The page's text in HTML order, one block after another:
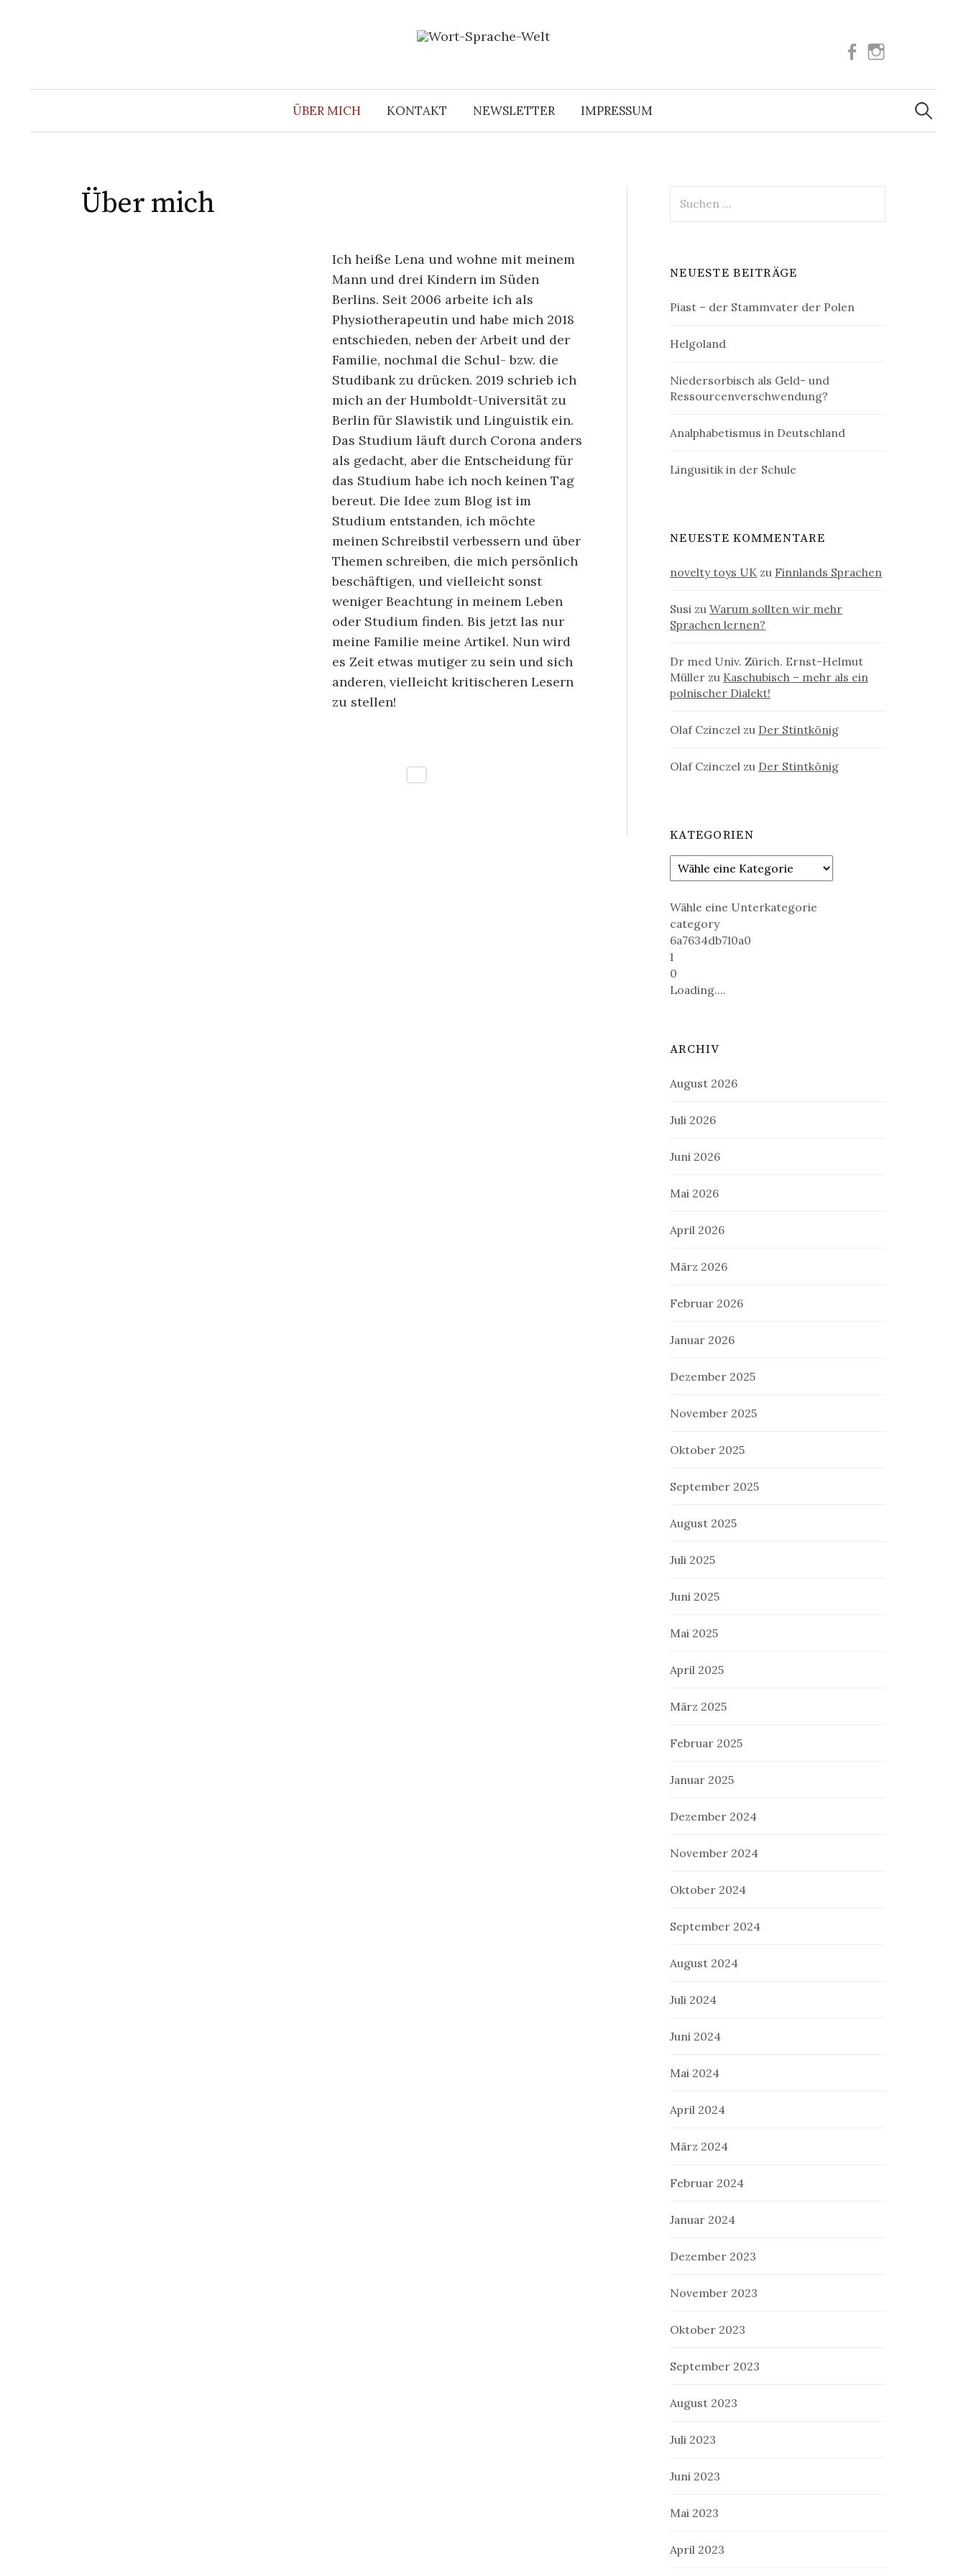
Facebook
ÜBER MICH KONTAKT NEWSLETTER IMPRESSUM
Suchen
nach:
Über mich
Ich heiße Lena und wohne mit meinem
Mann und drei Kindern im Süden
Berlins. Seit 2006 arbeite ich als
Physiotherapeutin und habe mich 2018
entschieden, neben der Arbeit und der
Familie, nochmal die Schul- bzw. die
Studibank zu drücken. 2019 schrieb ich
mich an der Humboldt-Universität zu
Berlin für Slawistik und Linguistik ein.
Das Studium läuft durch Corona anders
als gedacht, aber die Entscheidung für
das Studium habe ich noch keinen Tag
bereut. Die Idee zum Blog ist im
Studium entstanden, ich möchte
meinen Schreibstil verbessern und über
Themen schreiben, die mich persönlich
beschäftigen, und vielleicht sonst
weniger Beachtung in meinem Leben
oder Studium finden. Bis jetzt las nur
meine Familie meine Artikel. Nun wird
es Zeit etwas mutiger zu sein und sich
anderen, vielleicht kritischeren Lesern
zu stellen!
nach:
NEUESTE BEITRÄGE
Piast – der Stammvater der Polen
Helgoland
Niedersorbisch als Geld- und
Ressourcenverschwendung?
Analphabetismus in Deutschland
Lingusitik in der Schule
NEUESTE KOMMENTARE
novelty toys UK zu Finnlands Sprachen
Susi zuWarum sollten wir mehr
Sprachen lernen?
Dr med Univ. Zürich. Ernst-Helmut
Müller zu Kaschubisch – mehr als ein
polnischer Dialekt!
Olaf Czinczel zu Der Stintkönig
Olaf Czinczel zu Der Stintkönig
KATEGORIEN
Wähle eine Unterkategorie
category
6a7634db710a0
1
0
Loading....
ARCHIV
August 2026
Juli 2026
Juni 2026
Mai 2026
April 2026
März 2026
Februar 2026
Januar 2026
Dezember 2025
November 2025
Oktober 2025
September 2025
August 2025
Juli 2025
Juni 2025
Mai 2025
April 2025
März 2025
Februar 2025
Januar 2025
Dezember 2024
November 2024
Oktober 2024
September 2024
August 2024
Juli 2024
Juni 2024
Mai 2024
April 2024
März 2024
Februar 2024
Januar 2024
Dezember 2023
November 2023
Oktober 2023
September 2023
August 2023
Juli 2023
Juni 2023
Mai 2023
April 2023